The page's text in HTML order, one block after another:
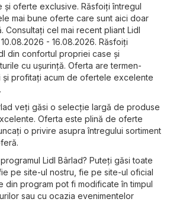
oferte exclusive. Răsfoiți întregul
mai bune oferte care sunt aici doar
Consultați cel mai recent pliant Lidl
- 16.08.2026. Răsfoiți
din confortul propriei case și
cu ușurință. Oferta are termen-
și profitați acum de ofertele excelente
veți găsi o selecție largă de produse
Oferta este plină de oferte
o privire asupra întregului sortiment
Lidl Bârlad? Puteți găsi toate
pe site-ul nostru, fie pe site-ul oficial
din program pot fi modificate în timpul
sau cu ocazia evenimentelor